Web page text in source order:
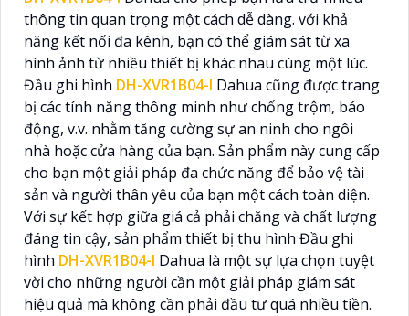
thông tin quan trọng một cách dễ dàng. với khả
năng kết nối đa kênh, bạn có thể giám sát từ xa
hình ảnh từ nhiều thiết bị khác nhau cùng một lúc.
Đầu ghi hình DH-XVR1B04-I Dahua cũng được trang
bị các tính năng thông minh như chống trộm, báo
động, v.v. nhằm tăng cường sự an ninh cho ngôi
nhà hoặc cửa hàng của bạn. Sản phẩm này cung cấp
cho bạn một giải pháp đa chức năng để bảo vệ tài
sản và người thân yêu của bạn một cách toàn diện.
Với sự kết hợp giữa giá cả phải chăng và chất lượng
đáng tin cậy, sản phẩm thiết bị thu hình Đầu ghi
hình DH-XVR1B04-I Dahua là một sự lựa chọn tuyệt
vời cho những người cần một giải pháp giám sát
hiệu quả mà không cần phải đầu tư quá nhiều tiền.